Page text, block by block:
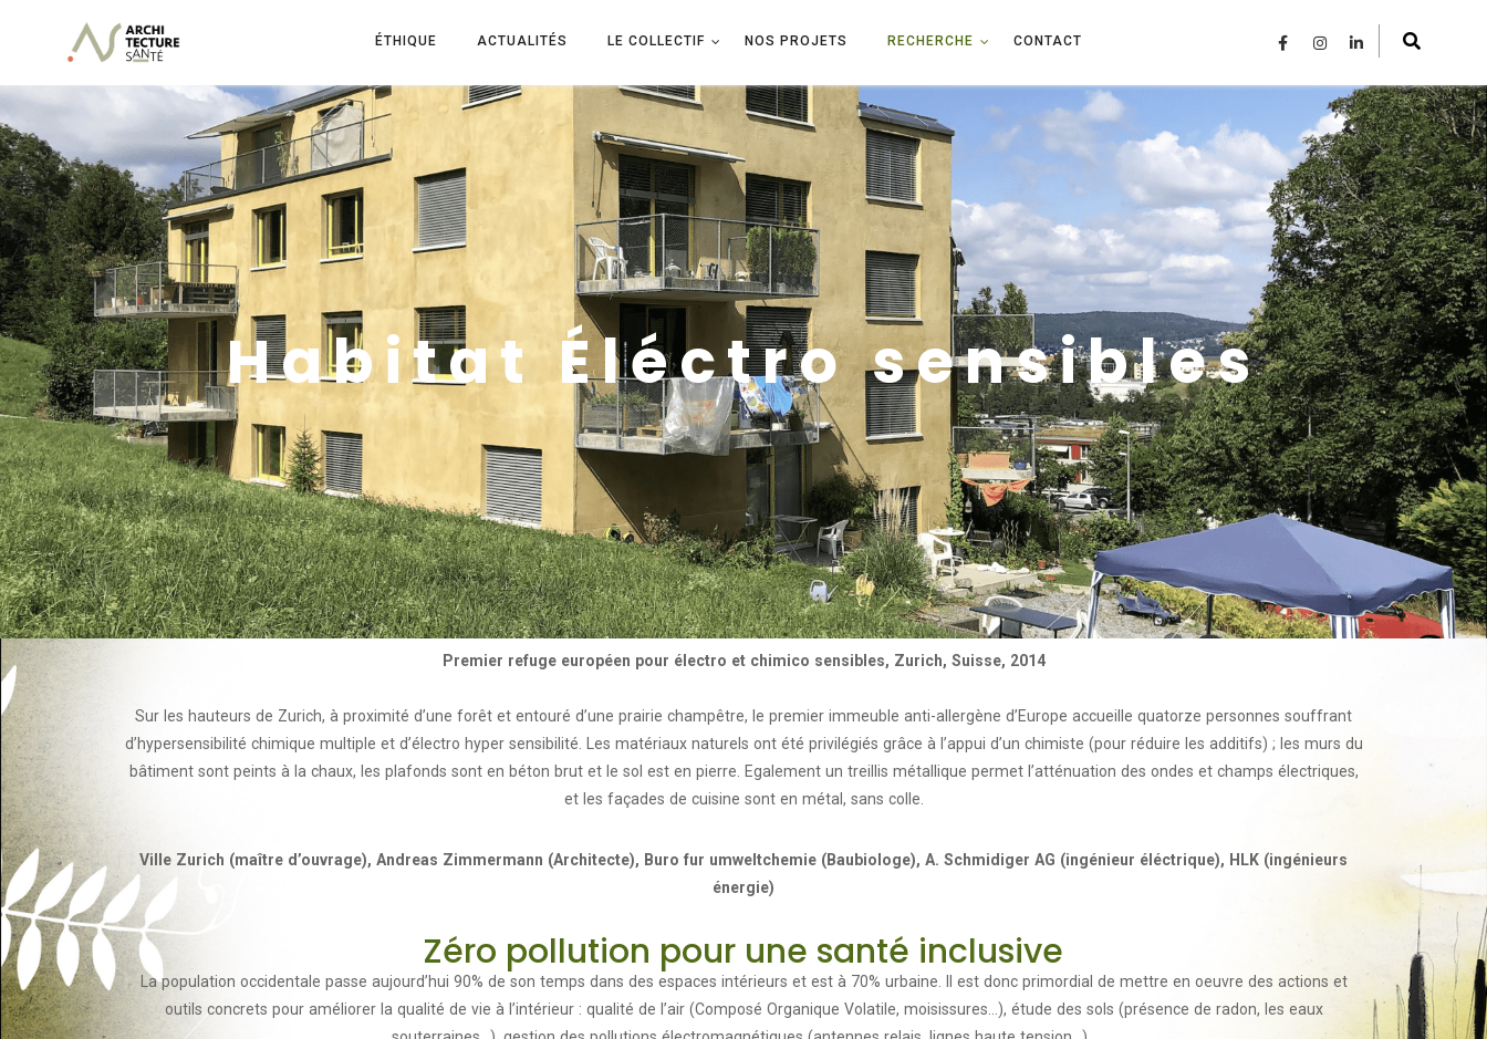
ÉTHIQUE ACTUALITÉS LE COLLECTIF NOS PROJETS RECHERCHE CONTACT
Habitat Éléctro sensibles
Premier refuge européen pour électro et chimico sensibles, Zurich, Suisse, 2014
Sur les hauteurs de Zurich, à proximité d’une forêt et entouré d’une prairie champêtre, le premier immeuble anti-allergène d’Europe accueille quatorze personnes souffrant
d’hypersensibilité chimique multiple et d’électro hyper sensibilité. Les matériaux naturels ont été privilégiés grâce à l’appui d’un chimiste (pour réduire les additifs) ; les murs du
bâtiment sont peints à la chaux, les plafonds sont en béton brut et le sol est en pierre. Egalement un treillis métallique permet l’atténuation des ondes et champs électriques,
et les façades de cuisine sont en métal, sans colle.
Ville Zurich (maître d’ouvrage), Andreas Zimmermann (Architecte), Buro fur umweltchemie (Baubiologe), A. Schmidiger AG (ingénieur éléctrique), HLK (ingénieurs
énergie)
Zéro pollution pour une santé inclusive
La population occidentale passe aujourd’hui 90% de son temps dans des espaces intérieurs et est à 70% urbaine. Il est donc primordial de mettre en oeuvre des actions et
outils concrets pour améliorer la qualité de vie à l’intérieur : qualité de l’air (Composé Organique Volatile, moisissures…), étude des sols (présence de radon, les eaux